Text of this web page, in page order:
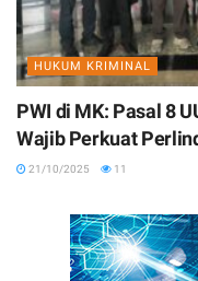
HUKUM KRIMINAL
PWI di MK: Pasal 8
Wajib Perkuat
21/10/2025 11